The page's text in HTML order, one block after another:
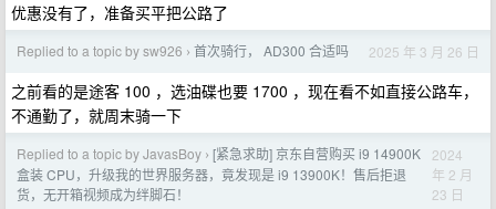
优惠没有了，准备买平把公路了
Replied to a topic by sw926 › 首次骑行， AD300 合适吗 2025 年 3 月 26 日
之前看的是途客 100 ，选油碟也要 1700 ，现在看不如直接公路车，
不通勤了，就周末骑一下
Replied to a topic by JavasBoy › [紧急求助] 京东自营购买 i9 14900K
盒装 CPU，升级我的世界服务器，竟发现是 i9 13900K！售后拒退
货，无开箱视频成为绊脚石！
2024
年 2 月
23 日